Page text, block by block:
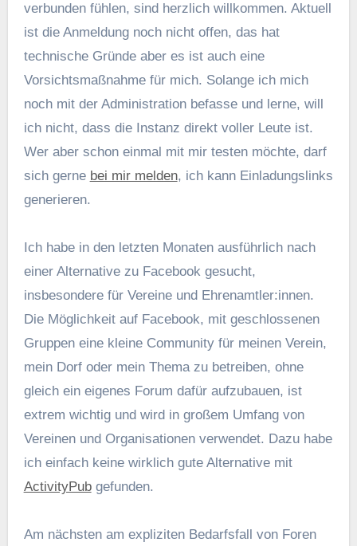
verbunden fühlen, sind herzlich willkommen. Aktuell
ist die Anmeldung noch nicht offen, das hat
technische Gründe aber es ist auch eine
Vorsichtsmaßnahme für mich. Solange ich mich
noch mit der Administration befasse und lerne, will
ich nicht, dass die Instanz direkt voller Leute ist.
Wer aber schon einmal mit mir testen möchte, darf
sich gerne bei mir melden, ich kann Einladungslinks
generieren.
Ich habe in den letzten Monaten ausführlich nach
einer Alternative zu Facebook gesucht,
insbesondere für Vereine und Ehrenamtler:innen.
Die Möglichkeit auf Facebook, mit geschlossenen
Gruppen eine kleine Community für meinen Verein,
mein Dorf oder mein Thema zu betreiben, ohne
gleich ein eigenes Forum dafür aufzubauen, ist
extrem wichtig und wird in großem Umfang von
Vereinen und Organisationen verwendet. Dazu habe
ich einfach keine wirklich gute Alternative mit
ActivityPubgefunden.
Am nächsten am expliziten Bedarfsfall von Foren